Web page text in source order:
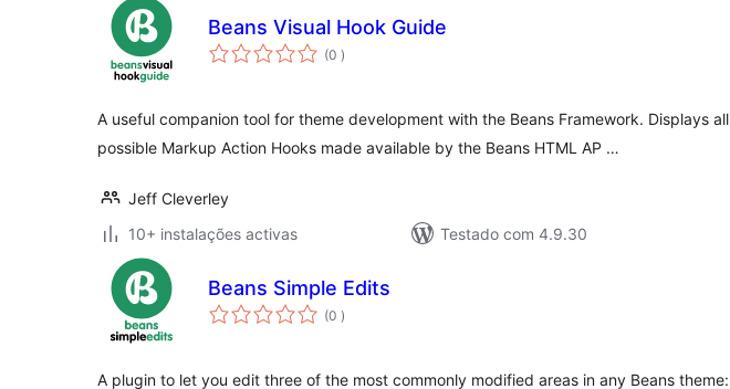
Beans Visual Hook Guide
(0 classificações
)
A useful companion tool for theme development with the Beans Framework. Displays all
possible Markup Action Hooks made available by the Beans HTML AP …
Jeff Cleverley
10+ instalações activas
Testado com 4.9.30
Beans Simple Edits
(0 classificações
)
A plugin to let you edit three of the most commonly modified areas in any Beans theme: